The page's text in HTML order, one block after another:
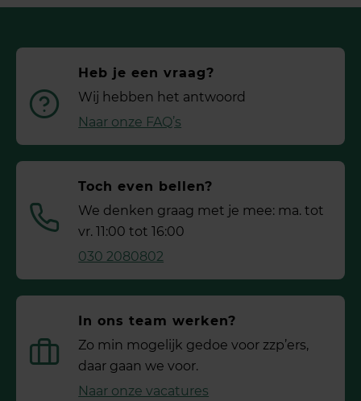
Heb je een vraag?
Wij hebben het antwoord
Naar onze FAQ’s
Toch even bellen?
We denken graag met je mee: ma. tot
vr. 11:00 tot 16:00
030 2080802
In ons team werken?
Zo min mogelijk gedoe voor ­zzp’ers,
daar gaan we voor.
Naar onze vacatures